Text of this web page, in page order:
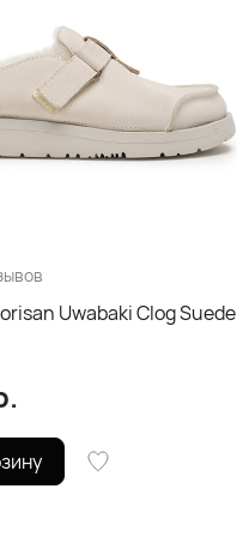
Uwabaki Clog Suede